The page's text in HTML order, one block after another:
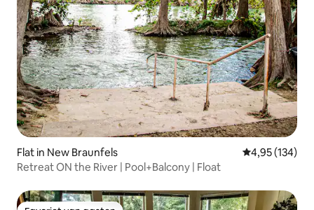
Flat in New Braunfels Gemiddelde
4,95 (134)
Retreat ON the River | Pool+Balcony | Float